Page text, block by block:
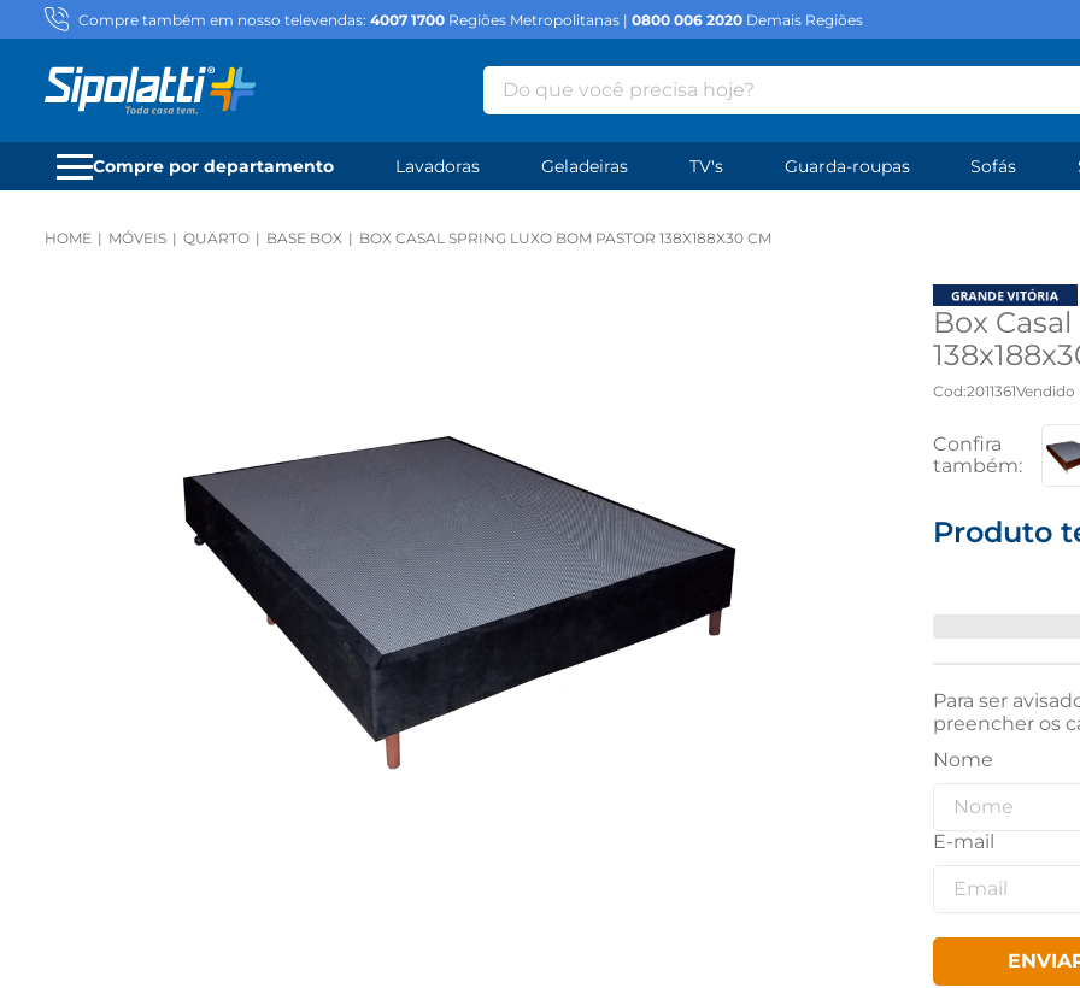
Compre também em nosso televendas: 4007 1700 Regiões Metropolitanas | 0800 006 2020 Demais Regiões
Do que você precisa hoje?
Compre por departamento Lavadoras Geladeiras TV's Guarda-roupas Sofás
MÓVEIS QUARTO BASE BOX BOX CASAL SPRING LUXO BOM PASTOR 138X188X30 CM
Box
Cod:2011361Vendido
Produto
Para ser
preencher os